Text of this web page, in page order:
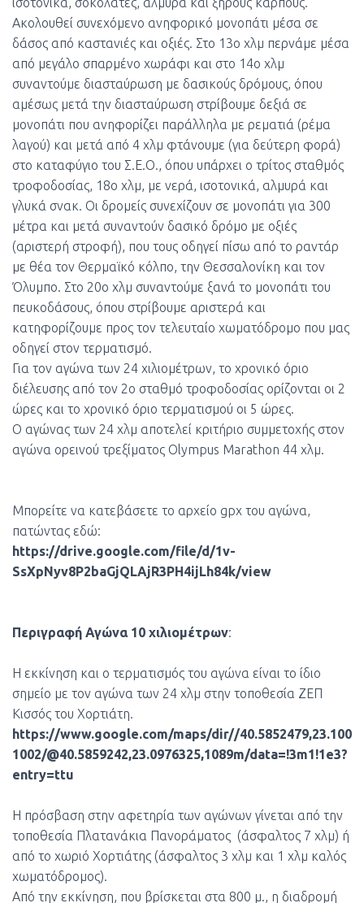
Ακολουθεί συνεχόμενο ανηφορικό μονοπάτι μέσα σε
δάσος από καστανιές και οξιές. Στο 13ο χλμ περνάμε μέσα
από μεγάλο σπαρμένο χωράφι και στο 14ο χλμ
συναντούμε διασταύρωση με δασικούς δρόμους, όπου
αμέσως μετά την διασταύρωση στρίβουμε δεξιά σε
μονοπάτι που ανηφορίζει παράλληλα με ρεματιά (ρέμα
λαγού) και μετά από 4 χλμ φτάνουμε (για δεύτερη φορά)
στο καταφύγιο του Σ.Ε.Ο., όπου υπάρχει ο τρίτος σταθμός
τροφοδοσίας, 18ο χλμ, με νερά, ισοτονικά, αλμυρά και
γλυκά σνακ. Οι δρομείς συνεχίζουν σε μονοπάτι για 300
μέτρα και μετά συναντούν δασικό δρόμο με οξιές
(αριστερή στροφή), που τους οδηγεί πίσω από το ραντάρ
με θέα τον Θερμαϊκό κόλπο, την Θεσσαλονίκη και τον
Όλυμπο. Στο 20ο χλμ συναντούμε ξανά το μονοπάτι του
πευκοδάσους, όπου στρίβουμε αριστερά και
κατηφορίζουμε προς τον τελευταίο χωματόδρομο που μας
οδηγεί στον τερματισμό.
Για τον αγώνα των 24 χιλιομέτρων, το χρονικό όριο
διέλευσης από τον 2ο σταθμό τροφοδοσίας ορίζονται οι 2
ώρες και το χρονικό όριο τερματισμού οι 5 ώρες.
Ο αγώνας των 24 χλμ αποτελεί κριτήριο συμμετοχής στον
αγώνα ορεινού τρεξίματος Olympus Marathon 44 χλμ.
Μπορείτε να κατεβάσετε το αρχείο gpx του αγώνα,
πατώντας εδώ:
https://drive.google.com/file/d/1v-
SsXpNyv8P2baGjQLAjR3PH4ijLh84k/view
Περιγραφή Αγώνα 10 χιλιομέτρων:
Η εκκίνηση και ο τερματισμός του αγώνα είναι το ίδιο
σημείο με τον αγώνα των 24 χλμ στην τοποθεσία ΖΕΠ
Κισσός του Χορτιάτη.
https://www.google.com/maps/dir//40.5852479,23.100
1002/@40.5859242,23.0976325,1089m/data=!3m1!1e3?
entry=ttu
Η πρόσβαση στην αφετηρία των αγώνων γίνεται από την
τοποθεσία Πλατανάκια Πανοράματος (άσφαλτος 7 χλμ) ή
από το χωριό Χορτιάτης (άσφαλτος 3 χλμ και 1 χλμ καλός
χωματόδρομος).
Από την εκκίνηση, που βρίσκεται στα 800 μ., η διαδρομή